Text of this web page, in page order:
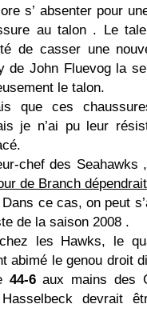
s’ absenter pour
au talon . Le
de casser une
de John Fluevog la
le talon.
que ces
je n’ai pu leur
chef des Seahawks
de Branch
Dans ce cas, on peut
de la saison 2008 .
chez les Hawks, le
abimé le genou droit
44-6aux mains des
Hasselbeck devrait